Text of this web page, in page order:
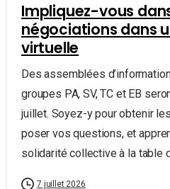
Impliquez-vous
négociations dans
virtuelle
Des assemblées
groupes PA, SV, TC et EB
juillet. Soyez-y pour obtenir
poser vos questions, et
solidarité collective à la table
7 juillet 2026